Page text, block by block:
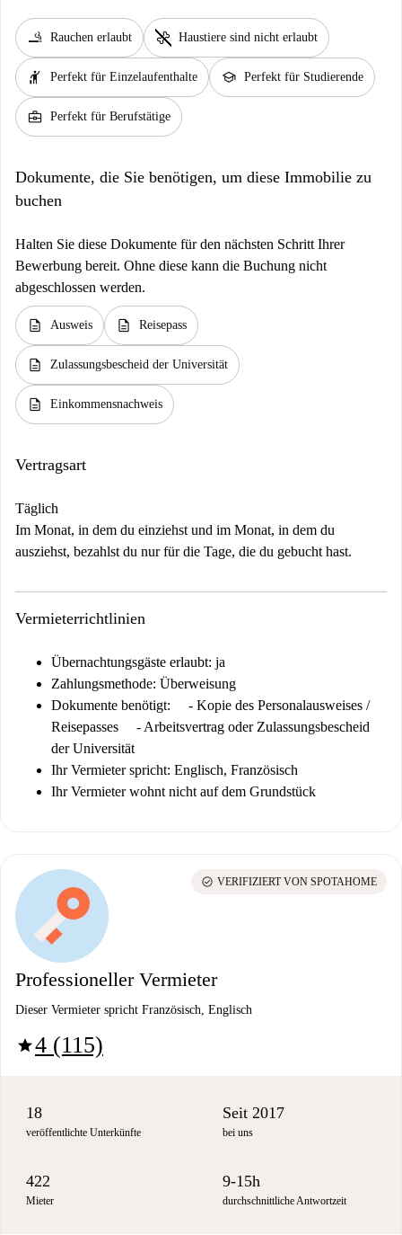
smoking_rooms Rauchen erlaubt pet_supplies Haustiere sind nicht erlaubt
hail Perfekt für Einzelaufenthalte school Perfekt für Studierende
business_center Perfekt für Berufstätige
Dokumente, die Sie benötigen, um diese Immobilie zu
buchen
Halten Sie diese Dokumente für den nächsten Schritt Ihrer
Bewerbung bereit. Ohne diese kann die Buchung nicht
abgeschlossen werden.
description Ausweis description Reisepass
description Zulassungsbescheid der Universität
description Einkommensnachweis
Vertragsart
Täglich
Im Monat, in dem du einziehst und im Monat, in dem du
ausziehst, bezahlst du nur für die Tage, die du gebucht hast.
Vermieterrichtlinien
Übernachtungsgäste erlaubt: ja
Zahlungsmethode: Überweisung
Dokumente benötigt: - Kopie des Personalausweises /
Reisepasses - Arbeitsvertrag oder Zulassungsbescheid
der Universität
Ihr Vermieter spricht: Englisch, Französisch
Ihr Vermieter wohnt nicht auf dem Grundstück
Professioneller Vermieter
Dieser Vermieter spricht Französisch, Englisch
star4 (115)
check_circle VERIFIZIERT VON SPOTAHOME
18
veröffentlichte Unterkünfte
Seit 2017
bei uns
422
Mieter
9-15h
durchschnittliche Antwortzeit